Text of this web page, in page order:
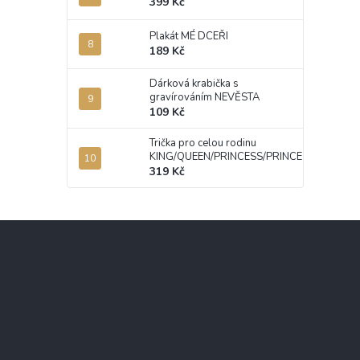
Plakát MÉ DCEŘI
189 Kč
Dárková krabička s
gravírováním NEVĚSTA
109 Kč
Trička pro celou rodinu
KING/QUEEN/PRINCESS/PRINCE
319 Kč